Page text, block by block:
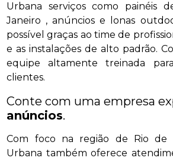
Urbana serviços como painéis
Janeiro , anúncios e lonas
possível graças ao time de
e as instalações de alto padrão.
equipe altamente treinada
clientes.
Conte com uma empresa
anúncios.
Com foco na região de Rio de
Urbana também oferece